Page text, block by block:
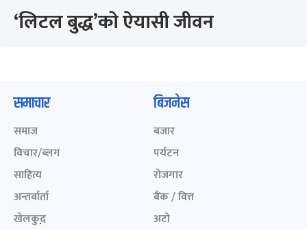
‘लिटल बुद्ध’को ऐयासी जीवन
समाचार
समाज
विचार/ब्लग
साहित्य
अन्तर्वार्ता
खेलकुद़़
बिजनेस
बजार
पर्यटन
रोजगार
बैंक / वित्त
अटो